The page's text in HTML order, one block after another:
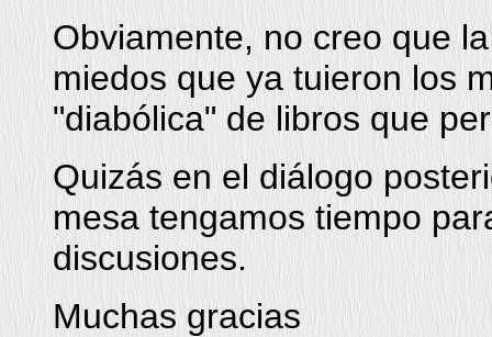
Obviamente, no creo que
miedos que ya tuieron los
"diabólica" de libros que
Quizás en el diálogo
mesa tengamos tiempo
discusiones.
Muchas gracias